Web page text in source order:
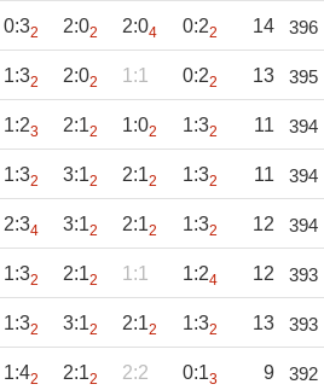
0:32 2:02 2:04 0:22 14 396
1:32 2:02 1:1 0:22 13 395
1:23 2:12 1:02 1:32 11 394
1:32 3:12 2:12 1:32 11 394
2:34 3:12 2:12 1:32 12 394
1:32 2:12 1:1 1:24 12 393
1:32 3:12 2:12 1:32 13 393
1:42 2:12 2:2 0:13 9 392